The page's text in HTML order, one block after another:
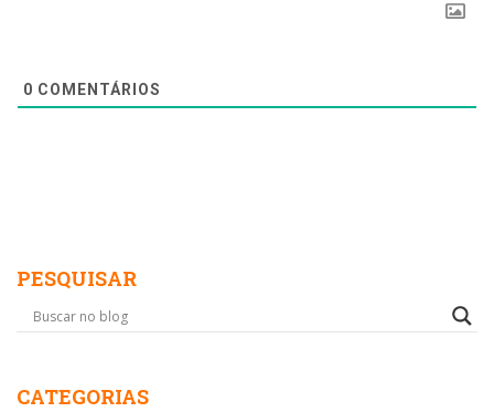
0 COMENTÁRIOS
PESQUISAR
CATEGORIAS